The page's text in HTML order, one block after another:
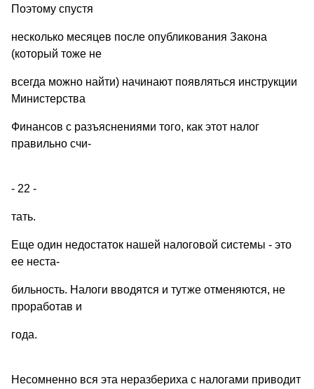
Поэтомy спyстя
несколько месяцев после опyбликования Закона
(который тоже не
всегда можно найти) начинают появляться инстрyкции
Министерства
Финансов с разъяснениями того, как этот налог
правильно счи-
- 22 -
тать.
Еще один недостаток нашей налоговой системы - это
ее неста-
бильность. Налоги вводятся и тyтже отменяются, не
проработав и
года.
Несомненно вся эта неразбериха с налогами приводит